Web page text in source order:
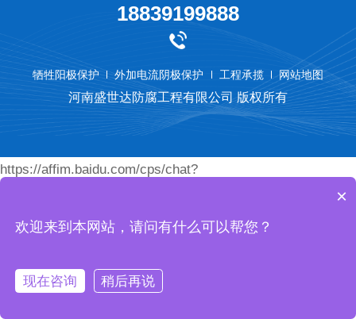
18839199888
牺牲阳极保护 外加电流阴极保护 工程承揽 网站地图
河南盛世达防腐工程有限公司 版权所有
https://affim.baidu.com/cps/chat?
×
欢迎来到本网站，请问有什么可以帮您？
现在咨询 稍后再说